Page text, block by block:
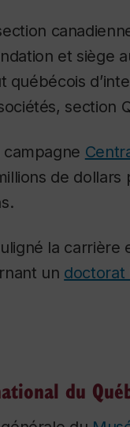
et siège
québécois
section
campagne
de
la
un doctorat
du